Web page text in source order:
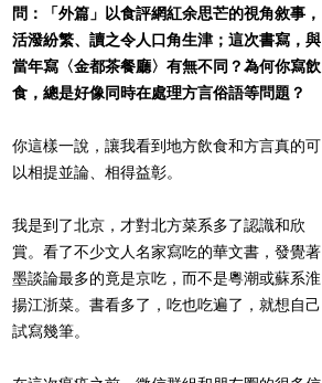
問：「外篇」以食評網紅余思芒的視角敘事，
活潑紛繁、讀之令人口角生津；這次書寫，與
當年寫〈金都茶餐廳〉有無不同？為何你寫飲
食，總是好像同時在處理方言俗語等問題？
你這樣一說，讓我看到地方飲食和方言真的可
以相提並論、相得益彰。
我是到了北京，才對北方菜系多了認識和欣
賞。看了不少文人名家寫吃的華文書，發覺著
墨談論最多的竟是京吃，而不是粵潮或蘇系淮
揚江浙菜。書看多了，吃也吃遍了，就想自己
試寫幾筆。